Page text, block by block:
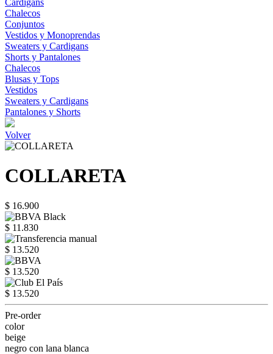
Cardigans
Chalecos
Conjuntos
Vestidos y Monoprendas
Sweaters y Cardigans
Shorts y Pantalones
Chalecos
Blusas y Tops
Vestidos
Sweaters y Cardigans
Pantalones y Shorts
Volver
COLLARETA
$ 16.900
$ 11.830
$ 13.520
$ 13.520
$ 13.520
Pre-order
color
beige
negro con lana blanca